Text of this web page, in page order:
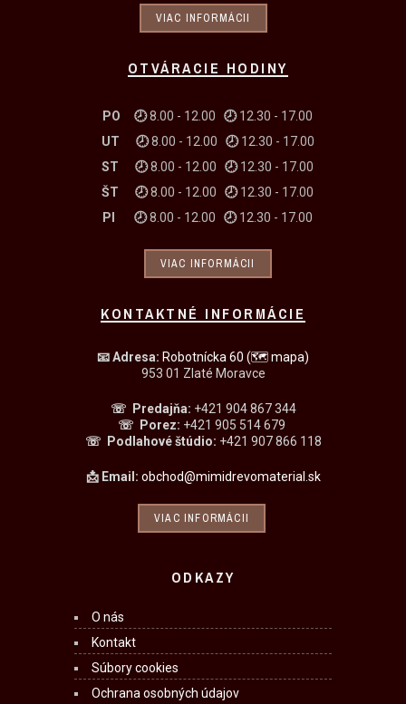
VIAC INFORMÁCII
OTVÁRACIE HODINY
PO 🕗8.00 - 12.00 🕗12.30 - 17.00
UT
🕗8.00 - 12.00 🕗12.30 - 17.00
ST 🕗8.00 - 12.00 🕗12.30 - 17.00
ŠT
🕗8.00 - 12.00 🕗12.30 - 17.00
PI
🕗8.00 - 12.00 🕗12.30 - 17.00
VIAC INFORMÁCII
KONTAKTNÉ INFORMÁCIE
📧Adresa: Robotnícka 60 (🗺 mapa)
953 01 Zlaté Moravce
☏ Predajňa: +421 904 867 344
☏
Porez: +421 905 514 679
☏ Podlahové štúdio: +421 907 866 118
📩 Email: obchod@mimidrevomaterial.sk
VIAC INFORMÁCII
ODKAZY
O nás
Kontakt
Súbory cookies
Ochrana osobných údajov